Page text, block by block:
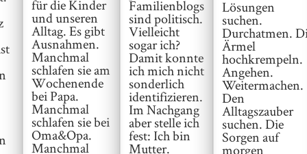
für die Kinder
und unseren
Alltag. Es gibt
Ausnahmen.
Manchmal
schlafen sie am
Wochenende
bei Papa.
Manchmal
schlafen sie bei
Oma&Opa.
Manchmal
Familienblogs
sind politisch.
Vielleicht
sogar ich?
Damit konnte
ich mich nicht
sonderlich
identifizieren.
Im Nachgang
aber stelle ich
fest: Ich bin
Mutter.
Lösungen
suchen.
Durchatmen.
Ärmel
hochkrempeln.
Angehen.
Weitermachen.
Den
Alltagszauber
suchen. Die
Sorgen auf
morgen